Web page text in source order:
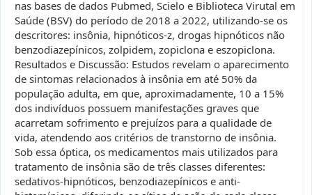
nas bases de dados Pubmed, Scielo e Biblioteca Virutal em
Saúde (BSV) do período de 2018 a 2022, utilizando-se os
descritores: insônia, hipnóticos-z, drogas hipnóticos não
benzodiazepínicos, zolpidem, zopiclona e eszopiclona.
Resultados e Discussão: Estudos revelam o aparecimento
de sintomas relacionados à insônia em até 50% da
população adulta, em que, aproximadamente, 10 a 15%
dos indivíduos possuem manifestações graves que
acarretam sofrimento e prejuízos para a qualidade de
vida, atendendo aos critérios de transtorno de insônia.
Sob essa óptica, os medicamentos mais utilizados para
tratamento de insônia são de três classes diferentes:
sedativos-hipnóticos, benzodiazepínicos e anti-